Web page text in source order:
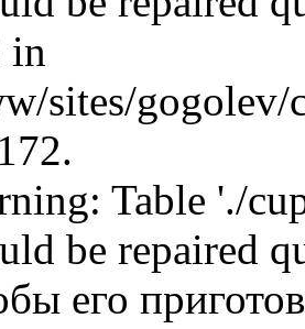
in
sites/gogolev/
Table './
be repaired
его